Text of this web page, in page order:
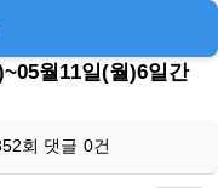
월11일(월)6일간
회 댓글 0건